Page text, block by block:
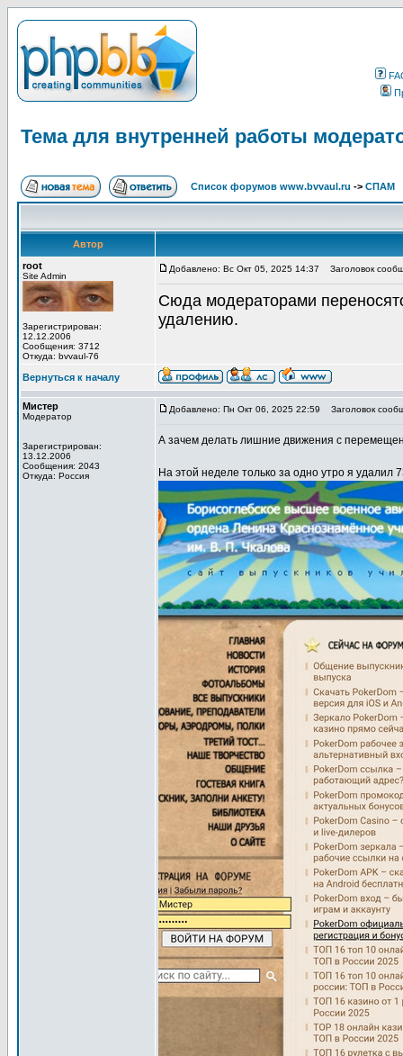
Тема для внутренней работы
Список форумов www.bvvaul.ru -> СПАМ
Автор
root
Site Admin
Зарегистрирован:
12.12.2006
Сообщения: 3712
Откуда: bvvaul-76
Добавлено: Вс Окт 05, 2025 14:37 Заголовок
Сюда модераторами
удалению.
Вернуться к началу
Мистер
Модератор
Зарегистрирован:
13.12.2006
Сообщения: 2043
Откуда: Россия
Добавлено: Пн Окт 06, 2025 22:59 Заголовок
А зачем делать лишние движения с
На этой неделе только за одно утро я удалил